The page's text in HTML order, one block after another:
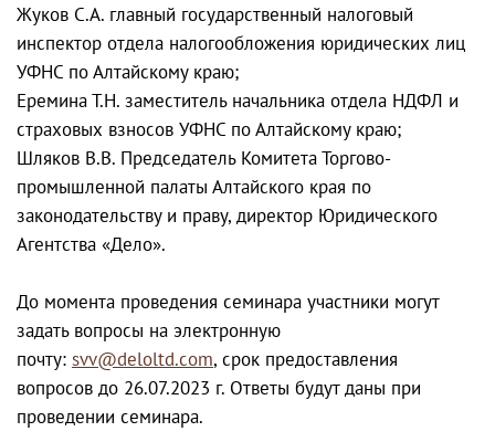
Жуков С.А. главный государственный налоговый
инспектор отдела налогообложения юридических лиц
УФНС по Алтайскому краю;
Еремина Т.Н. заместитель начальника отдела НДФЛ и
страховых взносов УФНС по Алтайскому краю;
Шляков В.В. Председатель Комитета Торгово-
промышленной палаты Алтайского края по
законодательству и праву, директор Юридического
Агентства «Дело».
До момента проведения семинара участники могут
задать вопросы на электронную
почту: svv@deloltd.com, срок предоставления
вопросов до 26.07.2023 г. Ответы будут даны при
проведении семинара.